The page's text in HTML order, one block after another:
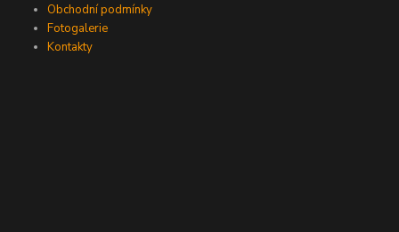
Obchodní podmínky
Fotogalerie
Kontakty